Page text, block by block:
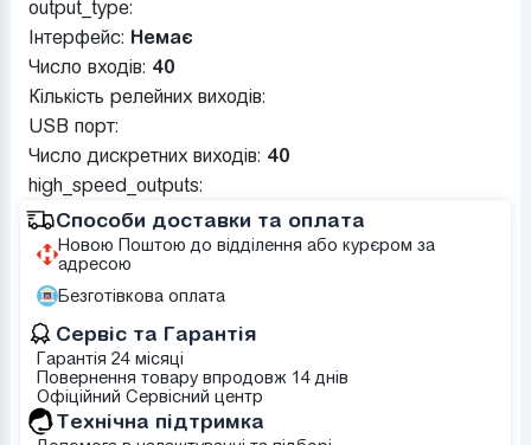
output_type:
Інтерфейс: Немає
Число входів: 40
Кількість релейних виходів:
USB порт:
Число дискретних виходів: 40
high_speed_outputs:
Способи доставки та оплата
Новою Поштою до відділення або курєром за
адресою
Безготівкова оплата
Сервіс та Гарантія
Гарантія 24 місяці
Повернення товару впродовж 14 днів
Офіційний Сервісний центр
Tехнічна підтримка